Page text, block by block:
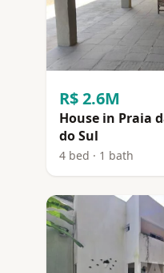
R$ 2.6M
House in Praia
do Sul
4 bed · 1 bath